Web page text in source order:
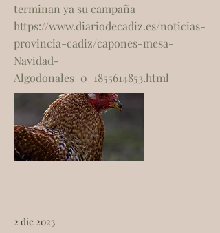
terminan ya su campaña
https://www.diariodecadiz.es/noticias-
provincia-cadiz/capones-mesa-
Navidad-
Algodonales_0_1855614853.html
2 dic 2023